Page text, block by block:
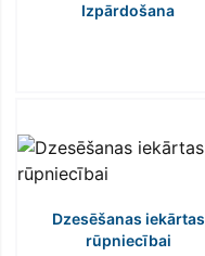
Izpārdošana
Dzesēšanas iekārtas
rūpniecībai